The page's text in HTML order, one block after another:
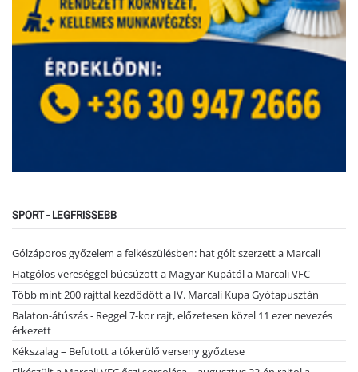
SPORT - LEGFRISSEBB
Gólzáporos győzelem a felkészülésben: hat gólt szerzett a Marcali
Hatgólos vereséggel búcsúzott a Magyar Kupától a Marcali VFC
Több mint 200 rajttal kezdődött a IV. Marcali Kupa Gyótapusztán
Balaton-átúszás - Reggel 7-kor rajt, előzetesen közel 11 ezer nevezés
érkezett
Kékszalag – Befutott a tókerülő verseny győztese